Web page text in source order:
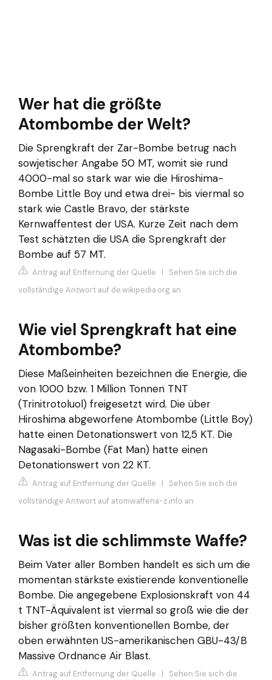
Wer hat die größte
Atombombe der Welt?
Die Sprengkraft der Zar-Bombe betrug nach
sowjetischer Angabe 50 MT, womit sie rund
4000-mal so stark war wie die Hiroshima-
Bombe Little Boy und etwa drei- bis viermal so
stark wie Castle Bravo, der stärkste
Kernwaffentest der USA. Kurze Zeit nach dem
Test schätzten die USA die Sprengkraft der
Bombe auf 57 MT.
Antrag auf Entfernung der Quelle | Sehen Sie sich die
vollständige Antwort auf de.wikipedia.org an
Wie viel Sprengkraft hat eine
Atombombe?
Diese Maßeinheiten bezeichnen die Energie, die
von 1000 bzw. 1 Million Tonnen TNT
(Trinitrotoluol) freigesetzt wird. Die über
Hiroshima abgeworfene Atombombe (Little Boy)
hatte einen Detonationswert von 12,5 KT. Die
Nagasaki-Bombe (Fat Man) hatte einen
Detonationswert von 22 KT.
Antrag auf Entfernung der Quelle | Sehen Sie sich die
vollständige Antwort auf atomwaffena-z.info an
Was ist die schlimmste Waffe?
Beim Vater aller Bomben handelt es sich um die
momentan stärkste existierende konventionelle
Bombe. Die angegebene Explosionskraft von 44
t TNT-Äquivalent ist viermal so groß wie die der
bisher größten konventionellen Bombe, der
oben erwähnten US-amerikanischen GBU-43/B
Massive Ordnance Air Blast.
Antrag auf Entfernung der Quelle | Sehen Sie sich die